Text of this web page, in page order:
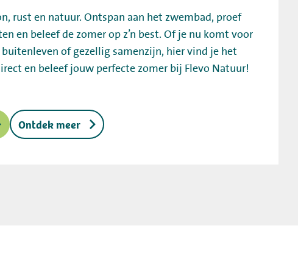
rust en natuur. Ontspan aan het zwembad, proef
en beleef de zomer op z’n best. Of je nu komt voor
of gezellig samenzijn, hier vind je het
en beleef jouw perfecte zomer bij Flevo Natuur!
Ontdek meer